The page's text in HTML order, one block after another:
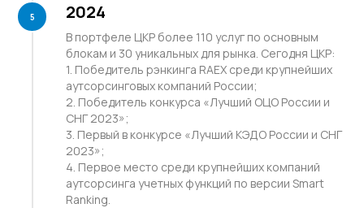
2024
В портфеле ЦКР более 110 услуг по основным
блокам и 30 уникальных для рынка. Сегодня ЦКР:
1. Победитель рэнкинга RAEX среди крупнейших
аутсорсинговых компаний России;
2. Победитель конкурса «Лучший ОЦО России и
СНГ 2023»;
3. Первый в конкурсе «Лучший КЭДО России и СНГ
2023»;
4. Первое место среди крупнейших компаний
аутсорсинга учетных функций по версии Smart
Ranking.
Непрерывное развитие
Развитие и совершенствование,
потенциал для улучшений,
передовые идеи, нестандартные
решения и практики